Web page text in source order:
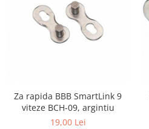
Za rapida BBB SmartLink 9
viteze BCH-09, argintiu
19,00 Lei